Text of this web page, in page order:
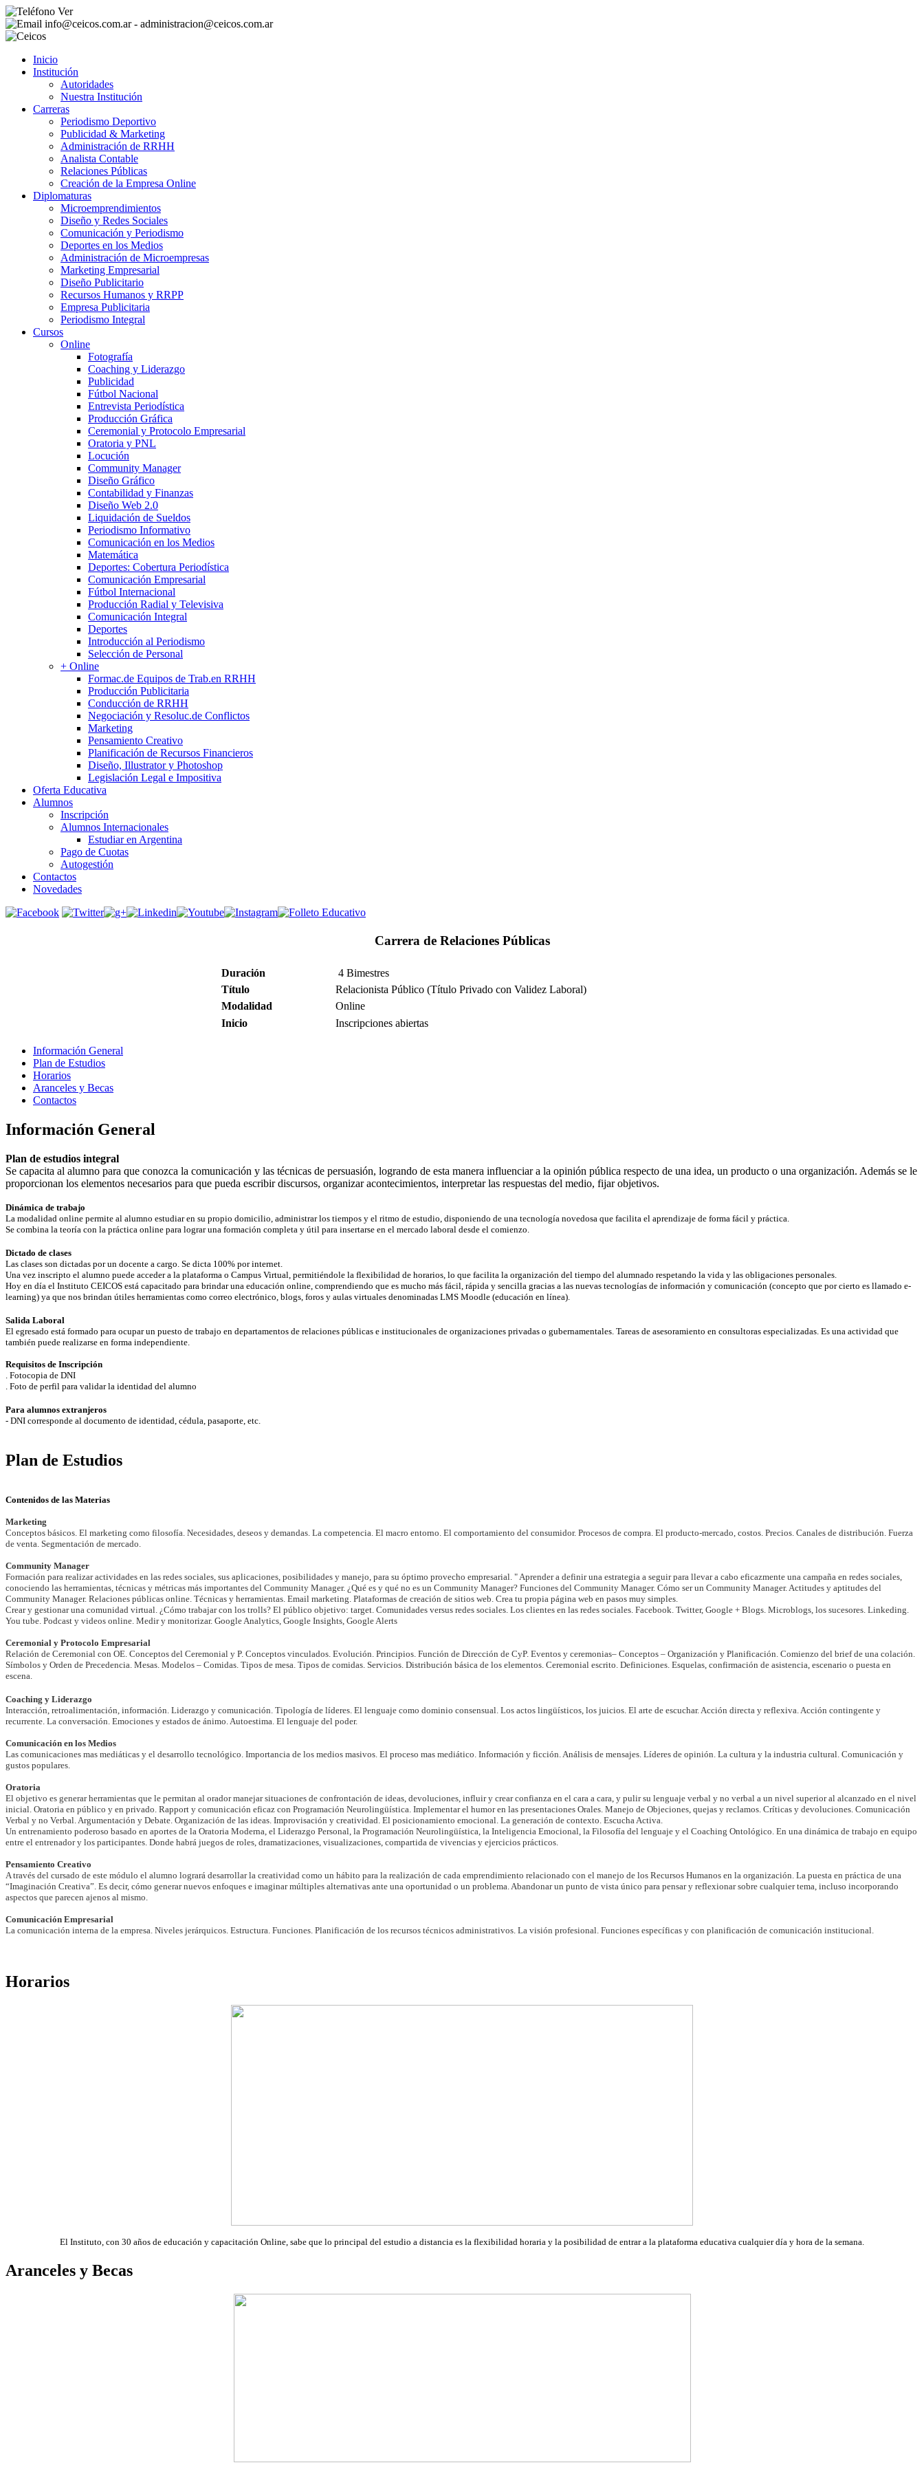
Ver
info@ceicos.com.ar - administracion@ceicos.com.ar
Inicio
Institución
Autoridades
Nuestra Institución
Carreras
Periodismo Deportivo
Publicidad & Marketing
Administración de RRHH
Analista Contable
Relaciones Públicas
Creación de la Empresa Online
Diplomaturas
Microemprendimientos
Diseño y Redes Sociales
Comunicación y Periodismo
Deportes en los Medios
Administración de Microempresas
Marketing Empresarial
Diseño Publicitario
Recursos Humanos y RRPP
Empresa Publicitaria
Periodismo Integral
Cursos
Online
Fotografía
Coaching y Liderazgo
Publicidad
Fútbol Nacional
Entrevista Periodística
Producción Gráfica
Ceremonial y Protocolo Empresarial
Oratoria y PNL
Locución
Community Manager
Diseño Gráfico
Contabilidad y Finanzas
Diseño Web 2.0
Liquidación de Sueldos
Periodismo Informativo
Comunicación en los Medios
Matemática
Deportes: Cobertura Periodística
Comunicación Empresarial
Fútbol Internacional
Producción Radial y Televisiva
Comunicación Integral
Deportes
Introducción al Periodismo
Selección de Personal
+ Online
Formac.de Equipos de Trab.en RRHH
Producción Publicitaria
Conducción de RRHH
Negociación y Resoluc.de Conflictos
Marketing
Pensamiento Creativo
Planificación de Recursos Financieros
Diseño, Illustrator y Photoshop
Legislación Legal e Impositiva
Oferta Educativa
Alumnos
Inscripción
Alumnos Internacionales
Estudiar en Argentina
Pago de Cuotas
Autogestión
Contactos
Novedades
Carrera de Relaciones Públicas
Duración
4 Bimestres
Título
Relacionista Público (Título Privado con Validez Laboral)
Modalidad
Online
Inicio
Inscripciones abiertas
Información General
Plan de Estudios
Horarios
Aranceles y Becas
Contactos
Información General
Plan de estudios integral
Se capacita al alumno para que conozca la comunicación y las técnicas de persuasión, logrando de esta manera influenciar a la opinión pública respecto de una idea, un producto o una organización. Además se le
proporcionan los elementos necesarios para que pueda escribir discursos, organizar acontecimientos, interpretar las respuestas del medio, fijar objetivos.
Dinámica de trabajo
La modalidad online permite al alumno estudiar en su propio domicilio, administrar los tiempos y el ritmo de estudio, disponiendo de una tecnología novedosa que facilita el aprendizaje de forma fácil y práctica.
Se combina la teoría con la práctica online para lograr una formación completa y útil para insertarse en el mercado laboral desde el comienzo.
Dictado de clases
Las clases son dictadas por un docente a cargo. Se dicta 100% por internet.
Una vez inscripto el alumno puede acceder a la plataforma o Campus Virtual, permitiéndole la flexibilidad de horarios, lo que facilita la organización del tiempo del alumnado respetando la vida y las obligaciones personales.
Hoy en día el Instituto CEICOS está capacitado para brindar una educación online, comprendiendo que es mucho más fácil, rápida y sencilla gracias a las nuevas tecnologías de información y comunicación (concepto que por cierto es llamado e-
learning) ya que nos brindan útiles herramientas como correo electrónico, blogs, foros y aulas virtuales denominadas LMS Moodle (educación en línea).
Salida Laboral
El egresado está formado para ocupar un puesto de trabajo en departamentos de relaciones públicas e institucionales de organizaciones privadas o gubernamentales. Tareas de asesoramiento en consultoras especializadas. Es una actividad que
también puede realizarse en forma independiente.
Requisitos de Inscripción
. Fotocopia de DNI
. Foto de perfil para validar la identidad del alumno
Para alumnos extranjeros
- DNI corresponde al documento de identidad, cédula, pasaporte, etc.
Plan de Estudios
Contenidos de las Materias
Marketing
Conceptos básicos. El marketing como filosofía. Necesidades, deseos y demandas. La competencia. El macro entorno. El comportamiento del consumidor. Procesos de compra. El producto-mercado, costos. Precios. Canales de distribución. Fuerza
de venta. Segmentación de mercado.
Community Manager
Formación para realizar actividades en las redes sociales, sus aplicaciones, posibilidades y manejo, para su óptimo provecho empresarial. " Aprender a definir una estrategia a seguir para llevar a cabo eficazmente una campaña en redes sociales,
conociendo las herramientas, técnicas y métricas más importantes del Community Manager. ¿Qué es y qué no es un Community Manager? Funciones del Community Manager. Cómo ser un Community Manager. Actitudes y aptitudes del
Community Manager. Relaciones públicas online. Técnicas y herramientas. Email marketing. Plataformas de creación de sitios web. Crea tu propia página web en pasos muy simples.
Crear y gestionar una comunidad virtual. ¿Cómo trabajar con los trolls? El público objetivo: target. Comunidades versus redes sociales. Los clientes en las redes sociales. Facebook. Twitter, Google + Blogs. Microblogs, los sucesores. Linkeding.
You tube. Podcast y videos online. Medir y monitorizar. Google Analytics, Google Insights, Google Alerts
Ceremonial y Protocolo Empresarial
Relación de Ceremonial con OE. Conceptos del Ceremonial y P. Conceptos vinculados. Evolución. Principios. Función de Dirección de CyP. Eventos y ceremonias– Conceptos – Organización y Planificación. Comienzo del brief de una colación.
Símbolos y Orden de Precedencia. Mesas. Modelos – Comidas. Tipos de mesa. Tipos de comidas. Servicios. Distribución básica de los elementos. Ceremonial escrito. Definiciones. Esquelas, confirmación de asistencia, escenario o puesta en
escena.
Coaching y Liderazgo
Interacción, retroalimentación, información. Liderazgo y comunicación. Tipología de líderes. El lenguaje como dominio consensual. Los actos lingüísticos, los juicios. El arte de escuchar. Acción directa y reflexiva. Acción contingente y
recurrente. La conversación. Emociones y estados de ánimo. Autoestima. El lenguaje del poder.
Comunicación en los Medios
Las comunicaciones mas mediáticas y el desarrollo tecnológico. Importancia de los medios masivos. El proceso mas mediático. Información y ficción. Análisis de mensajes. Líderes de opinión. La cultura y la industria cultural. Comunicación y
gustos populares.
Oratoria
El objetivo es generar herramientas que le permitan al orador manejar situaciones de confrontación de ideas, devoluciones, influir y crear confianza en el cara a cara, y pulir su lenguaje verbal y no verbal a un nivel superior al alcanzado en el nivel
inicial. Oratoria en público y en privado. Rapport y comunicación eficaz con Programación Neurolingüística. Implementar el humor en las presentaciones Orales. Manejo de Objeciones, quejas y reclamos. Críticas y devoluciones. Comunicación
Verbal y no Verbal. Argumentación y Debate. Organización de las ideas. Improvisación y creatividad. El posicionamiento emocional. La generación de contexto. Escucha Activa.
Un entrenamiento poderoso basado en aportes de la Oratoria Moderna, el Liderazgo Personal, la Programación Neurolingüística, la Inteligencia Emocional, la Filosofía del lenguaje y el Coaching Ontológico. En una dinámica de trabajo en equipo
entre el entrenador y los participantes. Donde habrá juegos de roles, dramatizaciones, visualizaciones, compartida de vivencias y ejercicios prácticos.
Pensamiento Creativo
A través del cursado de este módulo el alumno logrará desarrollar la creatividad como un hábito para la realización de cada emprendimiento relacionado con el manejo de los Recursos Humanos en la organización. La puesta en práctica de una
“Imaginación Creativa”. Es decir, cómo generar nuevos enfoques e imaginar múltiples alternativas ante una oportunidad o un problema. Abandonar un punto de vista único para pensar y reflexionar sobre cualquier tema, incluso incorporando
aspectos que parecen ajenos al mismo.
Comunicación Empresarial
La comunicación interna de la empresa. Niveles jerárquicos. Estructura. Funciones. Planificación de los recursos técnicos administrativos. La visión profesional. Funciones específicas y con planificación de comunicación institucional.
Horarios
El Instituto, con 30 años de educación y capacitación Online, sabe que lo principal del estudio a distancia es la flexibilidad horaria y la posibilidad de entrar a la plataforma educativa cualquier día y hora de la semana.
Aranceles y Becas